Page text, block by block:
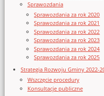
Sprawozdania
Sprawozdania za rok 2020
Sprawozdania za rok 2021
Sprawozdania za rok 2022
Sprawozdania za rok 2023
Sprawozdania za rok 2024
Sprawozdania za rok 2025
Strategia Rozwoju Gminy 2022-
Wszczęcie procedury
Konsultacje publiczne